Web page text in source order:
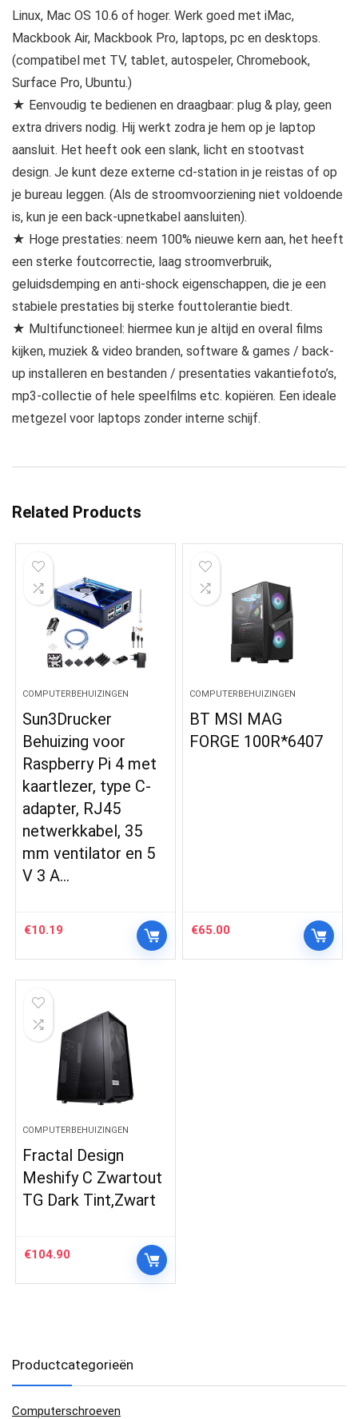
Linux, Mac OS 10.6 of hoger. Werk goed met iMac,
Mackbook Air, Mackbook Pro, laptops, pc en desktops.
(compatibel met TV, tablet, autospeler, Chromebook,
Surface Pro, Ubuntu.)
★ Eenvoudig te bedienen en draagbaar: plug & play, geen
extra drivers nodig. Hij werkt zodra je hem op je laptop
aansluit. Het heeft ook een slank, licht en stootvast
design. Je kunt deze externe cd-station in je reistas of op
je bureau leggen. (Als de stroomvoorziening niet voldoende
is, kun je een back-upnetkabel aansluiten).
★ Hoge prestaties: neem 100% nieuwe kern aan, het heeft
een sterke foutcorrectie, laag stroomverbruik,
geluidsdemping en anti-shock eigenschappen, die je een
stabiele prestaties bij sterke fouttolerantie biedt.
★ Multifunctioneel: hiermee kun je altijd en overal films
kijken, muziek & video branden, software & games / back-
up installeren en bestanden / presentaties vakantiefoto’s,
mp3-collectie of hele speelfilms etc. kopiëren. Een ideale
metgezel voor laptops zonder interne schijf.
Related Products
COMPUTERBEHUIZINGEN
Sun3Drucker
Behuizing voor
Raspberry Pi 4 met
kaartlezer, type C-
adapter, RJ45
netwerkkabel, 35
mm ventilator en 5
V 3 A…
€10.19
COMPUTERBEHUIZINGEN
BT MSI MAG
FORGE 100R*6407
€65.00
COMPUTERBEHUIZINGEN
Fractal Design
Meshify C Zwartout
TG Dark Tint,Zwart
€104.90
Productcategorieën
Computerschroeven